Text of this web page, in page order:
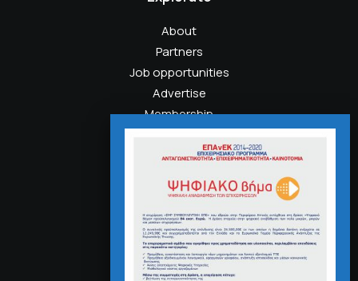
About
Partners
Job opportunities
Advertise
Membership
Privacy Policy
Contact
191 Middleville Road,
NY 10001, New York